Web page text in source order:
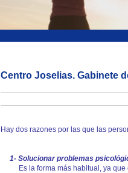
Centro Joselias. Gabinete
Hay dos razones por las que las
1- Solucionar problemas
Es la forma más habitual, ya que